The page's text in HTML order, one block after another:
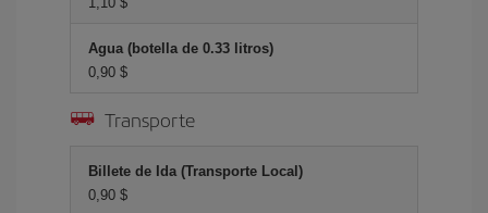
Agua (botella de 0.33 litros)
0,90 $
Transporte
Billete de Ida (Transporte Local)
0,90 $